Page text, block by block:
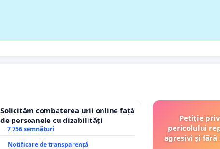
Solicităm combaterea urii online față
de persoanele cu dizabilități
7 756 semnături
Notificare de transparență
Petiție
pericolului
agresivi și fără